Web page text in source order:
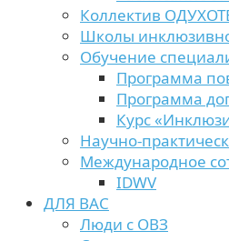
Коллектив
Школы
Обучение
Программа
Программа
Курс
Научно-
Международное
IDWV
ДЛЯ ВАС
Люди с ОВЗ